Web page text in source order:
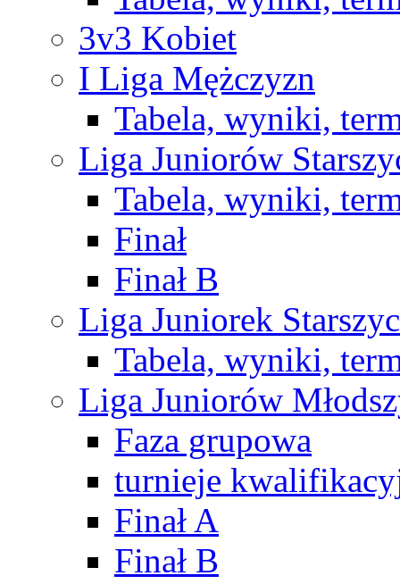
3v3 Kobiet
I Liga Mężczyzn
Tabela, wyniki,
Liga Juniorów
Tabela, wyniki,
Finał
Finał B
Liga Juniorek
Tabela, wyniki,
Liga Juniorów
Faza grupowa
turnieje
Finał A
Finał B